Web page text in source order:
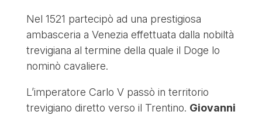
Nel 1521 partecipò ad una prestigiosa
ambasceria a Venezia effettuata dalla nobiltà
trevigiana al termine della quale il Doge lo
nominò cavaliere.
L’imperatore Carlo V passò in territorio
trevigiano diretto verso il Trentino. Giovanni